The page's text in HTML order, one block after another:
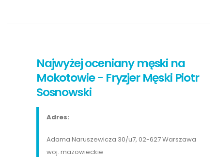
Najwyżej oceniany męski na
Mokotowie - Fryzjer Męski Piotr
Sosnowski
Adres:
Adama Naruszewicza 30/u7, 02-627 Warszawa
woj. mazowieckie